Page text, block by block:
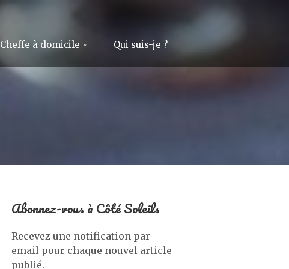
Cheffe à domicile Qui suis-je ?
Abonnez-vous à Côté Soleils
Recevez une notification par
email pour chaque nouvel article
publié.